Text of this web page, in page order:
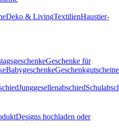
Deko & LivingTextilienHaustier-
Geschenke für
BabygeschenkeGeschenkgutscheine
Junggesellenabschied
Designs hochladen oder